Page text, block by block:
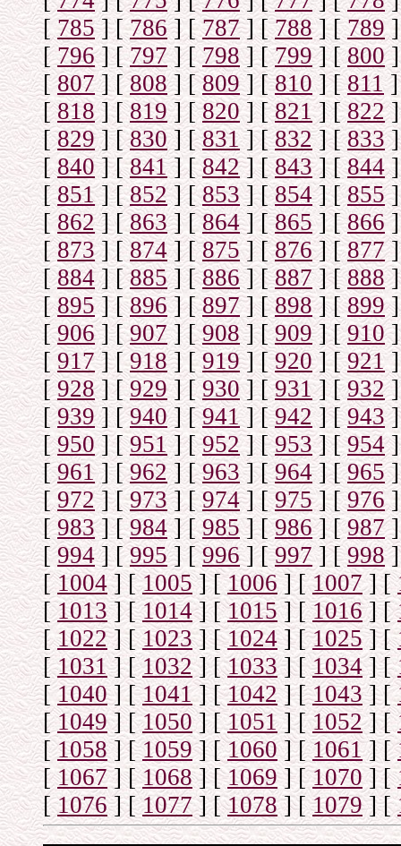
[ 785] [786] [787] [788] [789]
[796] [797] [798] [799] [800]
[807] [808] [809] [810] [ 811]
[818] [819] [820] [821] [822]
[829] [830] [831] [832] [833]
[840] [841] [842] [843] [844]
[851] [852] [853] [854] [855]
[862] [863] [864] [865] [ 866]
[873] [874] [875] [876] [877]
[884] [885] [886] [887] [888]
[895] [896] [897] [898] [899]
[906] [907] [908] [909] [910]
[917] [918] [919] [920] [921]
[928] [929] [ 930] [931] [932]
[939] [940] [941] [942] [943]
[950] [951] [952] [953] [954]
[961] [962] [963] [964] [965]
[972] [973] [974] [975] [976]
[983] [984] [985] [986] [987]
[994] [995] [996] [997] [998]
[1004] [1005] [1006] [1007] [
[1013] [1014] [1015] [1016] [
[1022] [1023] [1024] [1025] [
[1031] [1032] [1033] [1034] [
[1040] [1041] [1042] [1043] [
[1049] [1050] [1051] [1052] [
[1058] [1059] [1060] [1061] [
[1067] [1068] [1069] [1070] [
[1076] [1077] [1078] [1079] [